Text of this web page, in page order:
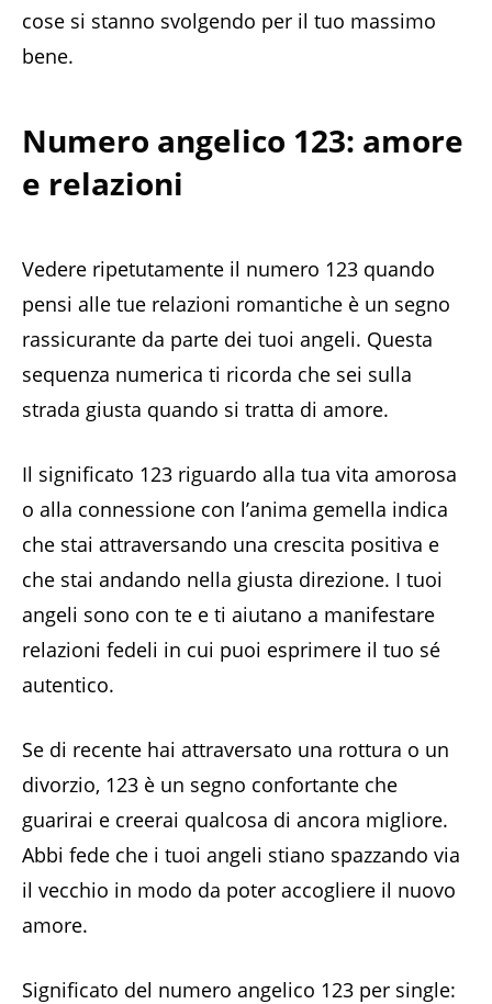
cose si stanno svolgendo per il tuo massimo
bene.
Numero angelico 123: amore
e relazioni
Vedere ripetutamente il numero 123 quando
pensi alle tue relazioni romantiche è un segno
rassicurante da parte dei tuoi angeli. Questa
sequenza numerica ti ricorda che sei sulla
strada giusta quando si tratta di amore.
Il significato 123 riguardo alla tua vita amorosa
o alla connessione con l’anima gemella indica
che stai attraversando una crescita positiva e
che stai andando nella giusta direzione. I tuoi
angeli sono con te e ti aiutano a manifestare
relazioni fedeli in cui puoi esprimere il tuo sé
autentico.
Se di recente hai attraversato una rottura o un
divorzio, 123 è un segno confortante che
guarirai e creerai qualcosa di ancora migliore.
Abbi fede che i tuoi angeli stiano spazzando via
il vecchio in modo da poter accogliere il nuovo
amore.
Significato del numero angelico 123 per single: